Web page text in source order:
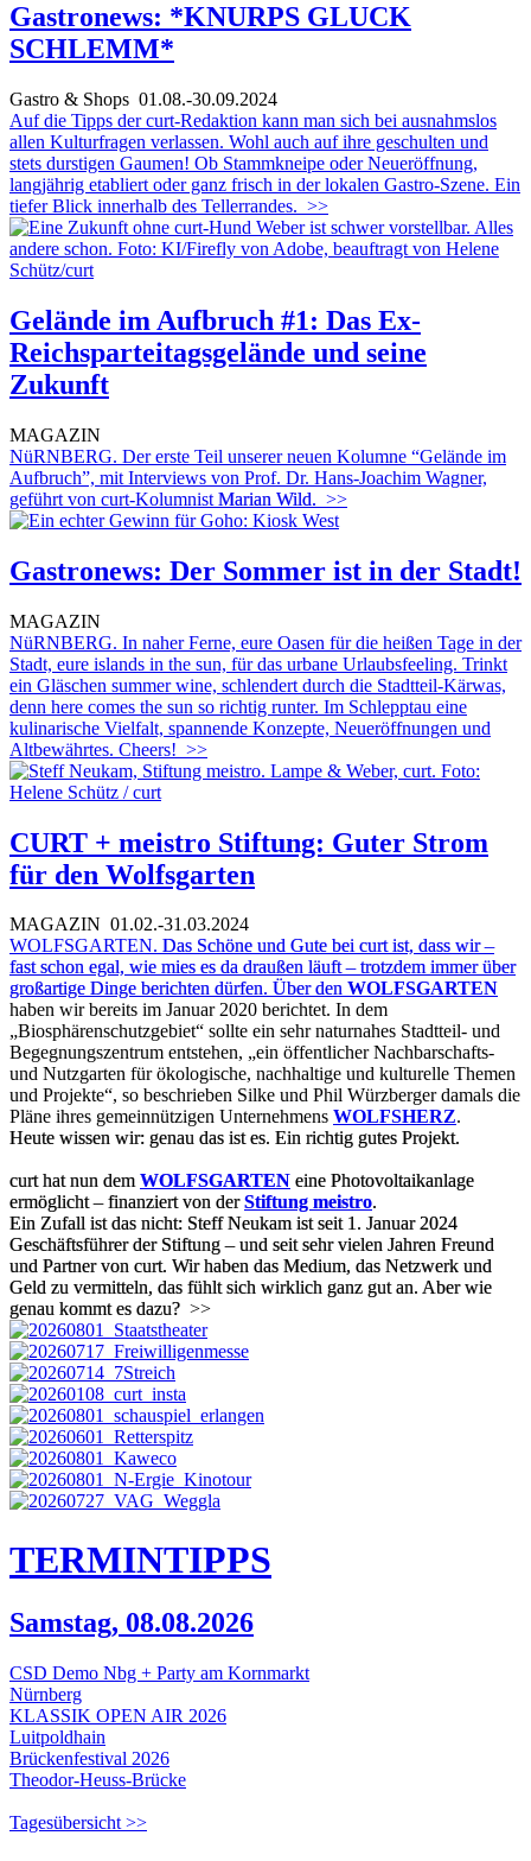
Gastronews: *KNURPS GLUCK
SCHLEMM*
Gastro & Shops 01.08.-30.09.2024
Auf die Tipps der curt-Redaktion kann man sich bei ausnahmslos
allen Kulturfragen verlassen. Wohl auch auf ihre geschulten und
stets durstigen Gaumen! Ob Stammkneipe oder Neueröffnung,
langjährig etabliert oder ganz frisch in der lokalen Gastro-Szene. Ein
tiefer Blick innerhalb des Tellerrandes. >>
Gelände im Aufbruch #1: Das Ex-
Reichsparteitagsgelände und seine
Zukunft
MAGAZIN
NüRNBERG. Der erste Teil unserer neuen Kolumne “Gelände im
Aufbruch”, mit Interviews von Prof. Dr. Hans-Joachim Wagner,
geführt von curt-Kolumnist Marian Wild. >>
Gastronews: Der Sommer ist in der Stadt!
MAGAZIN
NüRNBERG. In naher Ferne, eure Oasen für die heißen Tage in der
Stadt, eure islands in the sun, für das urbane Urlaubsfeeling. Trinkt
ein Gläschen summer wine, schlendert durch die Stadtteil-Kärwas,
denn here comes the sun so richtig runter. Im Schlepptau eine
kulinarische Vielfalt, spannende Konzepte, Neueröffnungen und
Altbewährtes. Cheers! >>
CURT + meistro Stiftung: Guter Strom
für den Wolfsgarten
MAGAZIN 01.02.-31.03.2024
WOLFSGARTEN. Das Schöne und Gute bei curt ist, dass wir –
fast schon egal, wie mies es da draußen läuft – trotzdem immer über
großartige Dinge berichten dürfen. Über den WOLFSGARTEN
haben wir bereits im Januar 2020 berichtet. In dem
„Biosphärenschutzgebiet“ sollte ein sehr naturnahes Stadtteil- und
Begegnungszentrum entstehen, „ein öffentlicher Nachbarschafts-
und Nutzgarten für ökologische, nachhaltige und kulturelle Themen
und Projekte“, so beschrieben Silke und Phil Würzberger damals die
Pläne ihres gemeinnützigen Unternehmens WOLFSHERZ.
Heute wissen wir: genau das ist es. Ein richtig gutes Projekt.
curt hat nun demWOLFSGARTEN eine Photovoltaikanlage
ermöglicht – finanziert von derStiftung meistro.
Ein Zufall ist das nicht: Steff Neukam ist seit 1. Januar 2024
Geschäftsführer der Stiftung – und seit sehr vielen Jahren Freund
und Partner von curt. Wir haben das Medium, das Netzwerk und
Geld zu vermitteln, das fühlt sich wirklich ganz gut an. Aber wie
genau kommt es dazu? >>
TERMINTIPPS
Samstag, 08.08.2026
CSD Demo Nbg + Party am Kornmarkt
Nürnberg
KLASSIK OPEN AIR 2026
Luitpoldhain
Brückenfestival 2026
Theodor-Heuss-Brücke
Tagesübersicht >>